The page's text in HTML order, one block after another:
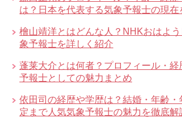
は？日本を代表する気象予報士の現在
檜山靖洋とはどんな人？NHKおはよ
象予報士を詳しく紹介
蓬莱大介とは何者？プロフィール・経
予報士としての魅力まとめ
依田司の経歴や学歴は？結婚・年齢・
定まで人気気象予報士の魅力を徹底解